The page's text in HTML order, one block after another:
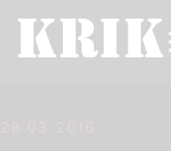
28.03.2016.